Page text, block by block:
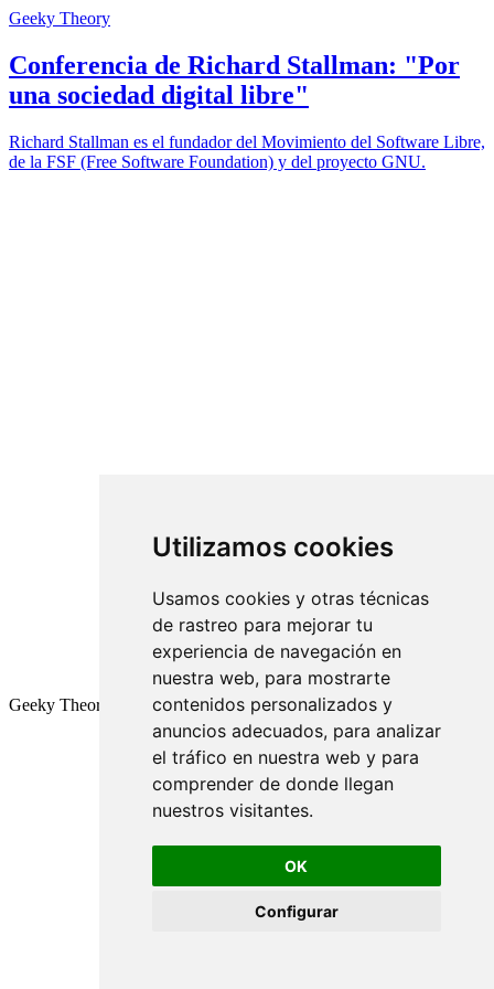
Utilizamos cookies
Usamos cookies y otras técnicas
de rastreo para mejorar tu
experiencia de navegación en
nuestra web, para mostrarte
contenidos personalizados y
anuncios adecuados, para analizar
el tráfico en nuestra web y para
comprender de donde llegan
nuestros visitantes.
OK
Configurar
Geeky Theory
Conferencia de Richard Stallman: "Por
una sociedad digital libre"
Richard Stallman es el fundador del Movimiento del Software Libre,
de la FSF (Free Software Foundation) y del proyecto GNU.
Geeky Theory © 2026